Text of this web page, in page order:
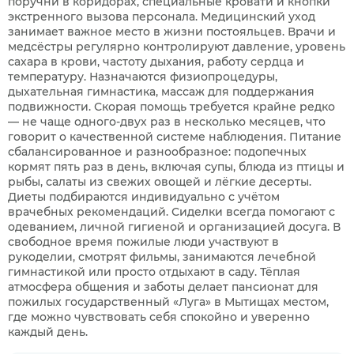
экстренного вызова персонала. Медицинский уход
занимает важное место в жизни постояльцев. Врачи и
медсёстры регулярно контролируют давление, уровень
сахара в крови, частоту дыхания, работу сердца и
температуру. Назначаются физиопроцедуры,
дыхательная гимнастика, массаж для поддержания
подвижности. Скорая помощь требуется крайне редко
— не чаще одного-двух раз в несколько месяцев, что
говорит о качественной системе наблюдения. Питание
сбалансированное и разнообразное: подопечных
кормят пять раз в день, включая супы, блюда из птицы и
рыбы, салаты из свежих овощей и лёгкие десерты.
Диеты подбираются индивидуально с учётом
врачебных рекомендаций. Сиделки всегда помогают с
одеванием, личной гигиеной и организацией досуга. В
свободное время пожилые люди участвуют в
рукоделии, смотрят фильмы, занимаются лечебной
гимнастикой или просто отдыхают в саду. Тёплая
атмосфера общения и заботы делает пансионат для
пожилых государственный «Луга» в Мытищах местом,
где можно чувствовать себя спокойно и уверенно
каждый день.